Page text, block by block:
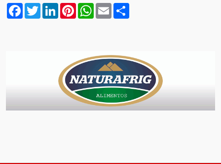
Facebook
TwitterLinkedInPinterestWhatsApp
Email